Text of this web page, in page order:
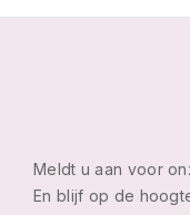
Meldt u aan voor
En blijf op de